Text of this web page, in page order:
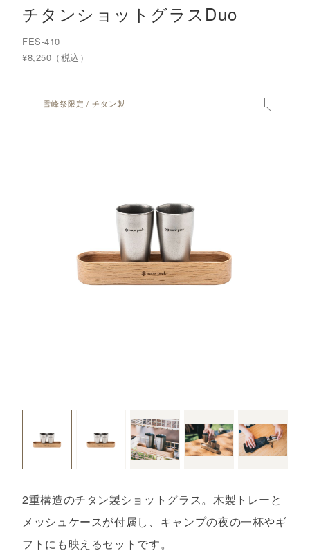
チタンショットグラスDuo
FES-410
¥8,250（税込）
雪峰祭限定 / チタン製
2重構造のチタン製ショットグラス。木製トレーと
メッシュケースが付属し、キャンプの夜の一杯やギ
フトにも映えるセットです。